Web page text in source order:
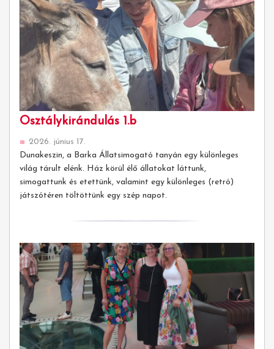
Osztálykirándulás 1.b
2026. június 17.
Dunakeszin, a Barka Állatsimogató tanyán egy különleges
világ tárult elénk. Ház körül élő állatokat láttunk,
simogattunk és etettünk, valamint egy különleges (retró)
játszótéren töltöttünk egy szép napot.